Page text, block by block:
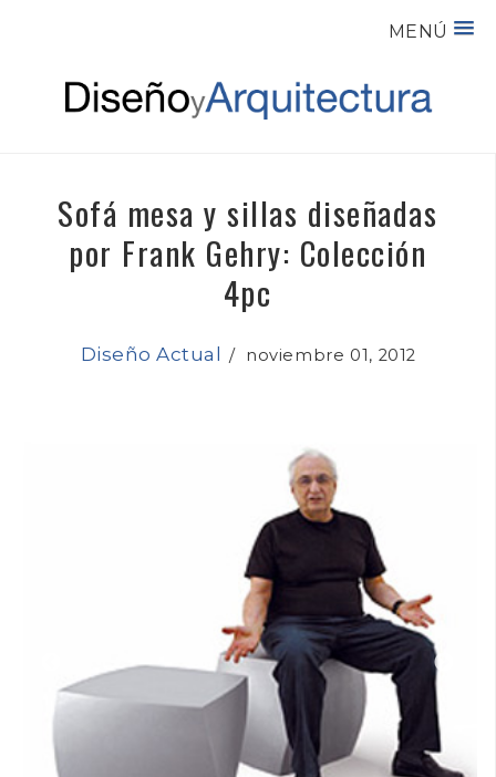
MENÚ
Sofá mesa y sillas diseñadas
por Frank Gehry: Colección
4pc
Diseño Actual /noviembre 01, 2012